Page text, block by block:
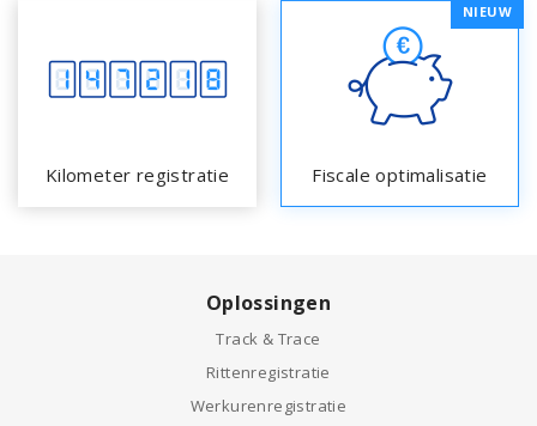
Kilometer registratie
NIEUW
Fiscale optimalisatie
Oplossingen
Track & Trace
Rittenregistratie
Werkurenregistratie